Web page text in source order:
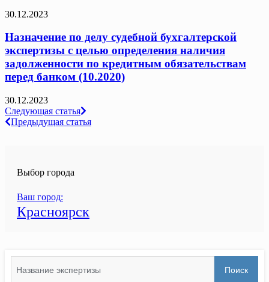
30.12.2023
Назначение по делу судебной бухгалтерской
экспертизы с целью определения наличия
задолженности по кредитным обязательствам
перед банком (10.2020)
30.12.2023
Навигация
по
Следующая статья
Предыдущая статья
Выбор города
Ваш город:
Красноярск
for:
Поиск